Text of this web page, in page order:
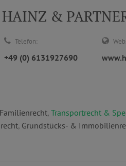
&
Telefon:
+49 (0) 6131927690
Familienrecht, Transportrecht &
, Grundstücks- &